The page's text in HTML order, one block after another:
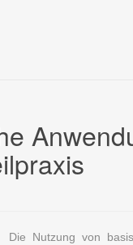
Die Nutzung von